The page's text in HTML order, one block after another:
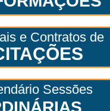
e Contratos de
Sessões